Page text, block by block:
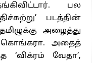
பல
படத்தின்
அழைத்து
கொங்கரா. அதைத்
‘விக்ரம் வேதா’,